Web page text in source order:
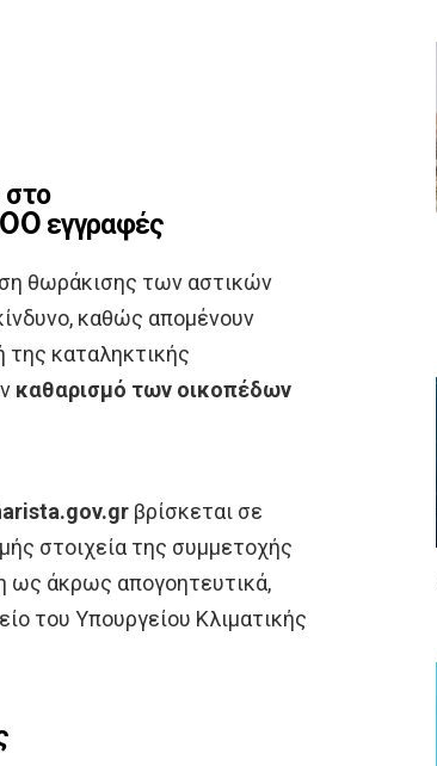
στο
εγγραφές
θωράκισης των αστικών
καθώς απομένουν
της καταληκτικής
καθαρισμό των οικοπέδων
βρίσκεται σε
στοιχεία της συμμετοχής
ως άκρως απογοητευτικά,
του Υπουργείου Κλιματικής